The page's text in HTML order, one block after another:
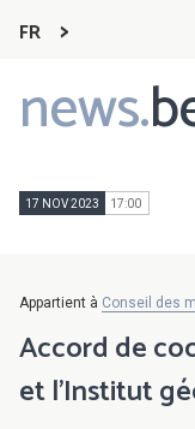
FR
news.
Main
navigation
17 NOV 2023 17:00
Appartient à Conseil des
Accord de
et l’Institut